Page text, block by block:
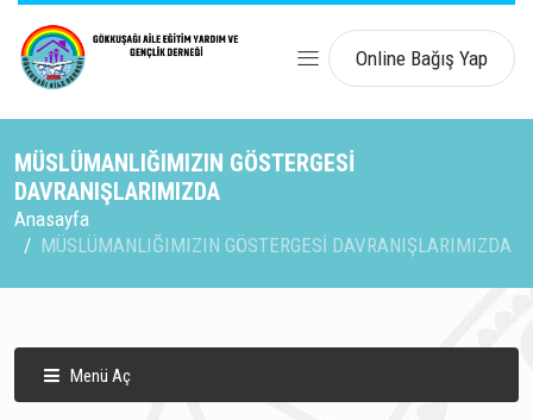
Online Bağış Yap
MÜSLÜMANLIĞIMIZIN GÖSTERGESİ
DAVRANIŞLARIMIZDA
Anasayfa
MÜSLÜMANLIĞIMIZIN GÖSTERGESİ DAVRANIŞLARIMIZDA
Menü Aç